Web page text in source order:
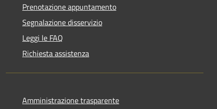
Prenotazione appuntamento
Segnalazione disservizio
Leggi le FAQ
Richiesta assistenza
Amministrazione trasparente